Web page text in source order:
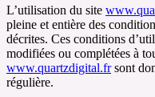
L’utilisation du site
pleine et entière des
décrites. Ces conditions
modifiées ou complétées à
www.quartzdigital.frsont
régulière.